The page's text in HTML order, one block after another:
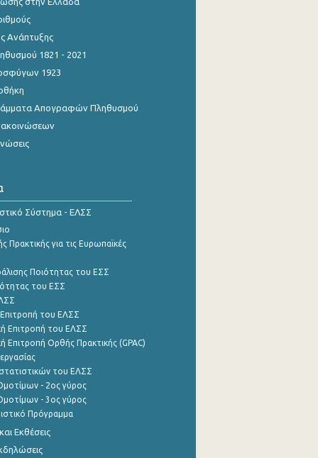
Ανάπτυξης
1821 - 2021
1923
Απογραφών Πληθυσμού
Σύστημα - ΕΛΣΣ
Πρακτικής για τις Ευρωπαϊκές
Ποιότητας του ΕΣΣ
του ΕΣΣ
Επιτροπή του ΕΛΣΣ
Επιτροπή του ΕΛΣΣ
Επιτροπή Ορθής Πρακτικής (GPAC)
του ΕΛΣΣ
- 2ος γύρος
- 3ος γύρος
Πρόγραμμα
Εκθέσεις